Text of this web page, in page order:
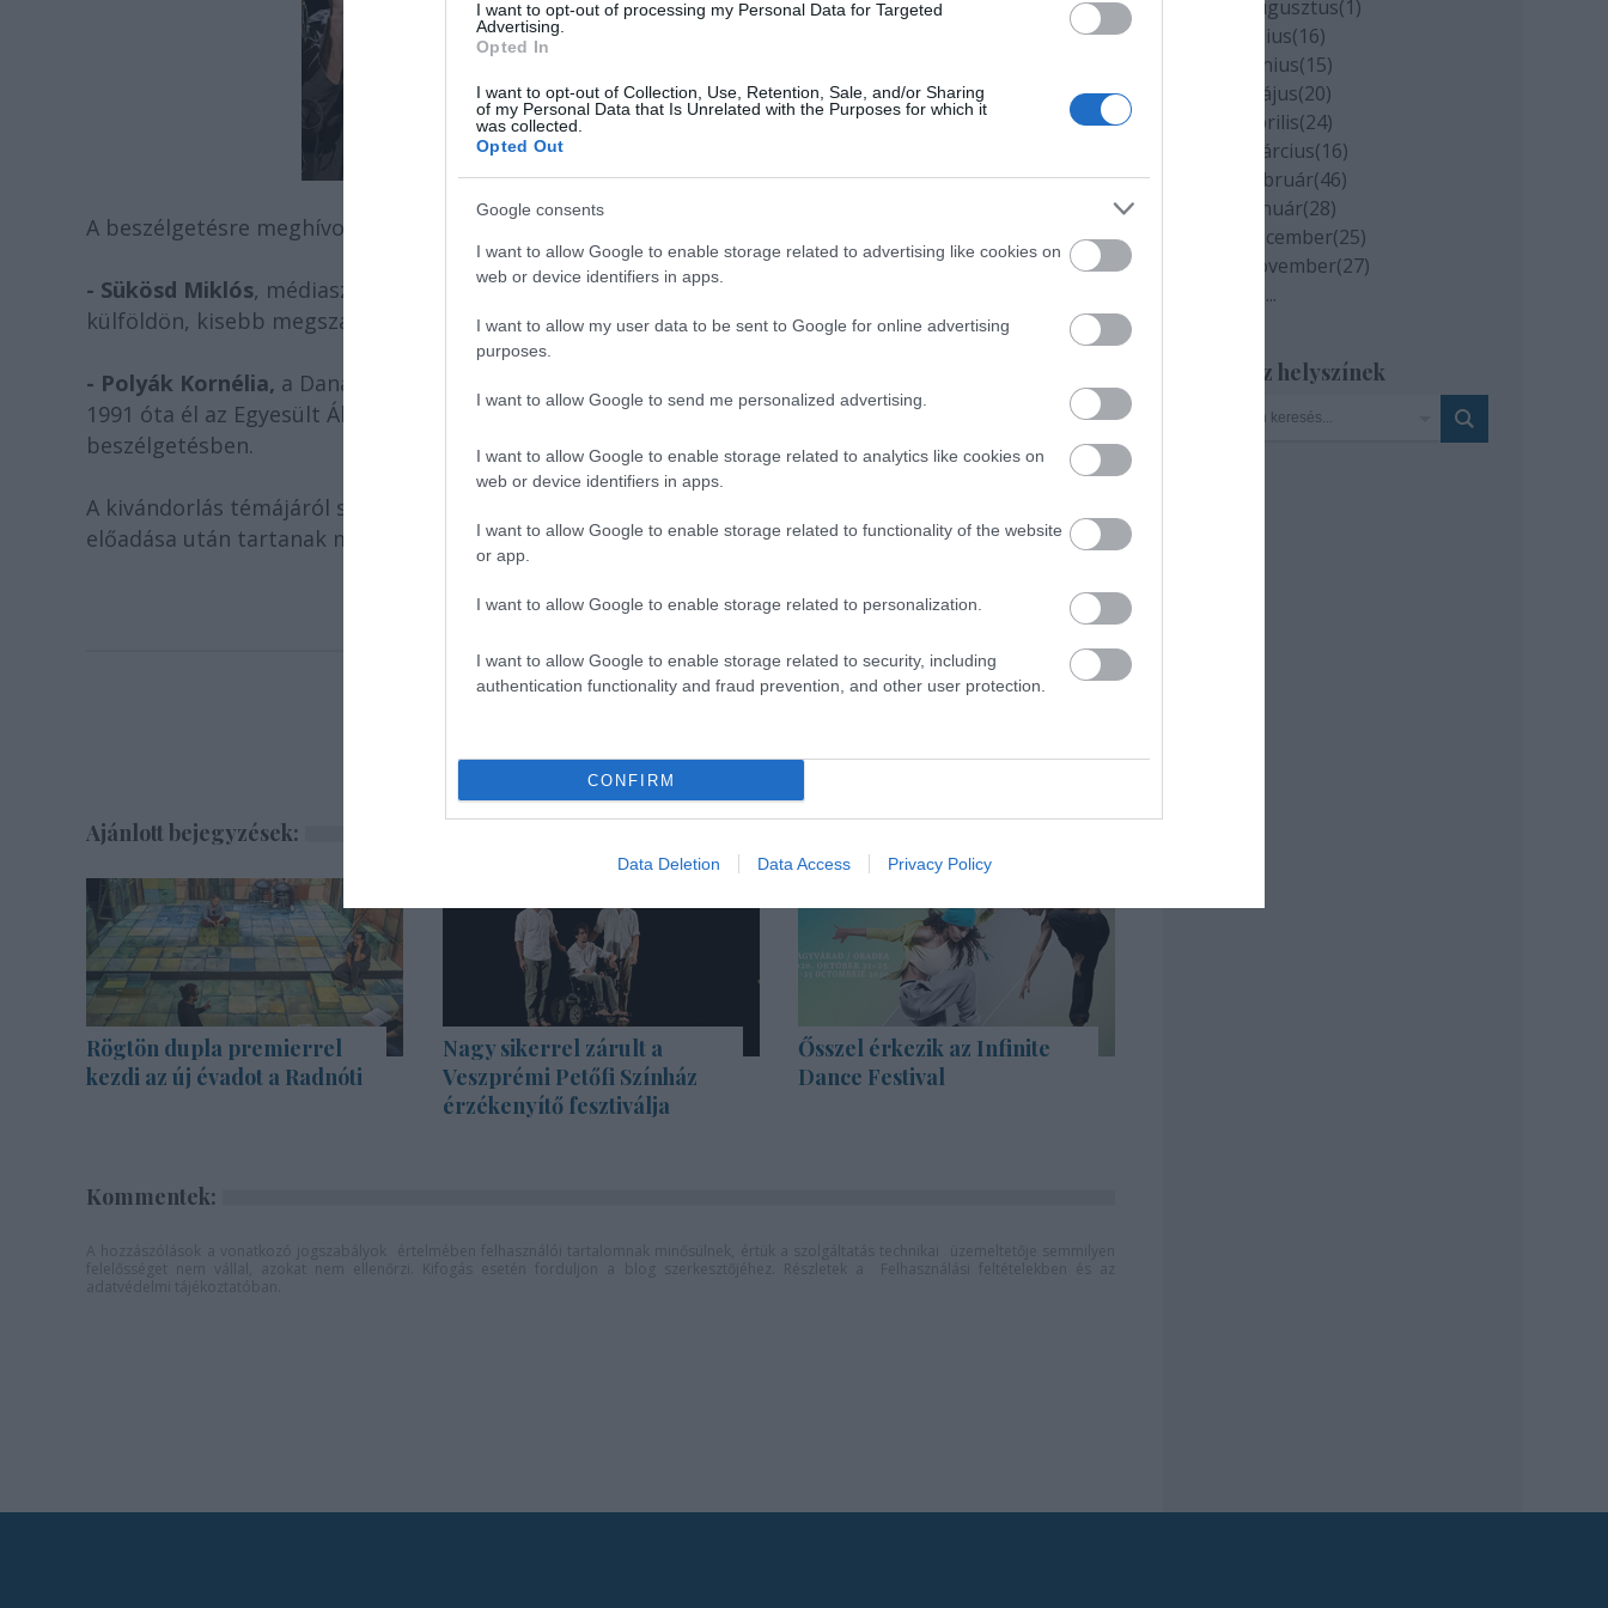
I want to opt-out of processing my Personal Data for Targeted
Advertising.
Opted In
I want to opt-out of Collection, Use, Retention, Sale, and/or Sharing
of my Personal Data that Is Unrelated with the Purposes for which it
was collected.
Opted Out
Google consents
I want to allow Google to enable storage related to advertising like cookies on
web or device identifiers in apps.
I want to allow my user data to be sent to Google for online advertising
purposes.
I want to allow Google to send me personalized advertising.
I want to allow Google to enable storage related to analytics like cookies on
web or device identifiers in apps.
I want to allow Google to enable storage related to functionality of the website
or app.
I want to allow Google to enable storage related to personalization.
I want to allow Google to enable storage related to security, including
authentication functionality and fraud prevention, and other user protection.
CONFIRM
Data Deletion Data Access Privacy Policy
A beszélgetésre meghívott vendégek:
- Sükösd Miklós, médiaszociológus, a University of Hong Kong professzora. 11 éve él és dolgozik
külföldön, kisebb megszakításokkal.
- Polyák Kornélia, a Dana-Farber Cancer Institute, Harvard Medical School professzora, rákkutató.
1991 óta él az Egyesült Államokban. Kornélia Skype-kapcsolaton keresztül vesz részt a
beszélgetésben.
A kivándorlás témájáról szóló társadalmi diskurzust erősítendő az évad során az Illaberek több
előadása után tartanak majd hasonló estet, újabb meghívott vendégekkel.
Ajánlott bejegyzések:
Rögtön dupla premierrel
kezdi az új évadot a Radnóti
Nagy sikerrel zárult a
Veszprémi Petőfi Színház
érzékenyítő fesztiválja
Ősszel érkezik az Infinite
Dance Festival
Kommentek:
2020 augusztus(1)
2020 július(16)
2020 június(15)
2020 május(20)
2020 április(24)
2020 március(16)
2020 február(46)
2020 január(28)
2019 december(25)
2019 november(27)
...
Szinház helyszínek